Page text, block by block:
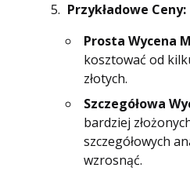
Przykładowe Ceny:
Prosta Wycena
kosztować od
złotych.
Szczegółowa
bardziej
szczegółowych
wzrosnąć.